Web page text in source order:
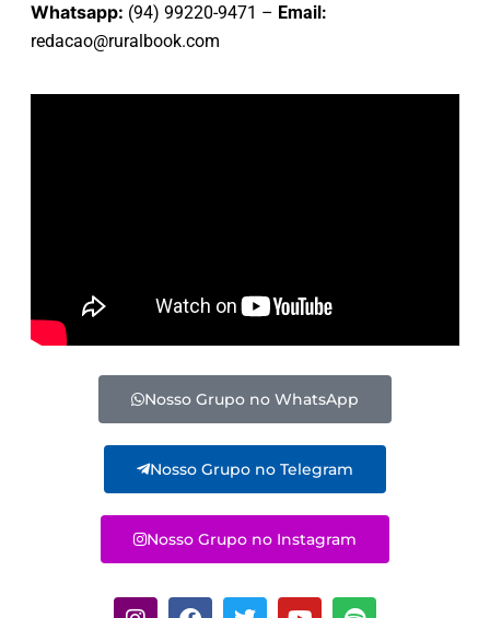
Whatsapp: (94) 99220-9471 – Email:
redacao@ruralbook.com
Nosso Grupo no WhatsApp
Nosso Grupo no Telegram
Nosso Grupo no Instagram